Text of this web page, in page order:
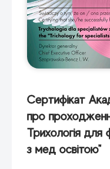
Сертифікат
про
Трихологія для
з мед освітою"